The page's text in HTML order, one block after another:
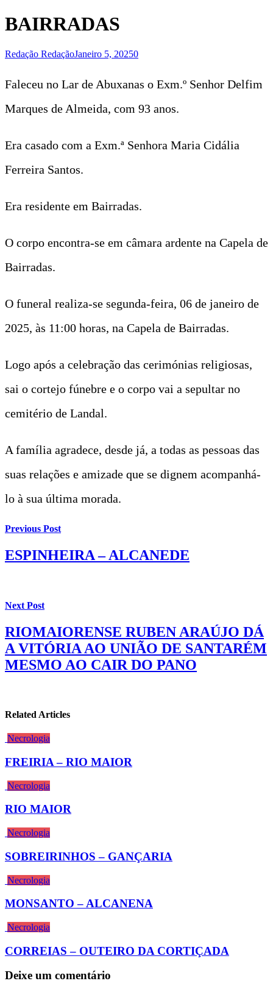
BAIRRADAS
Redação RedaçãoJaneiro 5, 20250
Faleceu no Lar de Abuxanas o Exm.º Senhor Delfim
Marques de Almeida, com 93 anos.
Era casado com a Exm.ª Senhora Maria Cidália
Ferreira Santos.
Era residente em Bairradas.
O corpo encontra-se em câmara ardente na Capela de
Bairradas.
O funeral realiza-se segunda-feira, 06 de janeiro de
2025, às 11:00 horas, na Capela de Bairradas.
Logo após a celebração das cerimónias religiosas,
sai o cortejo fúnebre e o corpo vai a sepultar no
cemitério de Landal.
A família agradece, desde já, a todas as pessoas das
suas relações e amizade que se dignem acompanhá-
lo à sua última morada.
Previous Post
ESPINHEIRA – ALCANEDE
Next Post
RIOMAIORENSE RUBEN ARAÚJO DÁ
A VITÓRIA AO UNIÃO DE SANTARÉM
MESMO AO CAIR DO PANO
Related Articles
Necrologia
FREIRIA – RIO MAIOR
Necrologia
RIO MAIOR
Necrologia
SOBREIRINHOS – GANÇARIA
Necrologia
MONSANTO – ALCANENA
Necrologia
CORREIAS – OUTEIRO DA CORTIÇADA
Deixe um comentário